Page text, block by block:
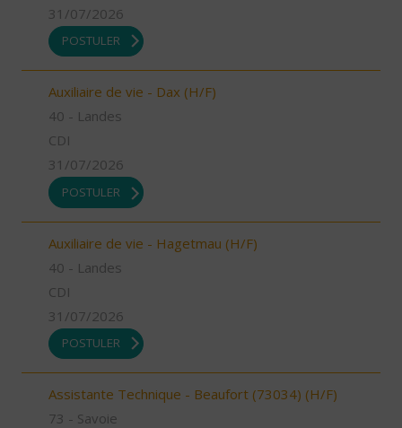
31/07/2026
POSTULER
Auxiliaire de vie - Dax (H/F)
40 - Landes
CDI
31/07/2026
POSTULER
Auxiliaire de vie - Hagetmau (H/F)
40 - Landes
CDI
31/07/2026
POSTULER
Assistante Technique - Beaufort (73034) (H/F)
73 - Savoie